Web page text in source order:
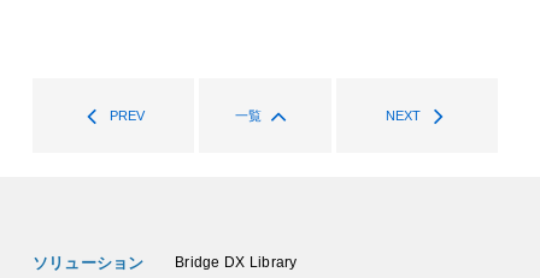
PREV 一覧 NEXT
ソリューション Bridge DX Library